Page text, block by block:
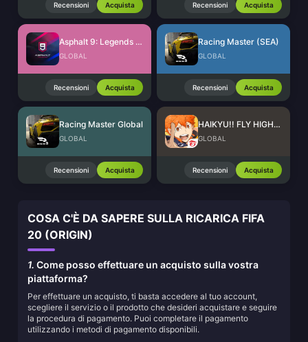
Recensioni Acquista Recensioni Acquista
Asphalt 9: Legends Tokens
GLOBAL
Recensioni Acquista
Racing Master (SEA)
GLOBAL
Recensioni Acquista
Racing Master Global
GLOBAL
Recensioni Acquista
HAIKYU!! FLY HIGH SEA Top Up
GLOBAL
Recensioni Acquista
COSA C'È DA SAPERE SULLA RICARICA FIFA
20 (ORIGIN)
1. Come posso effettuare un acquisto sulla vostra
piattaforma?
Per effettuare un acquisto, ti basta accedere al tuo account,
scegliere il servizio o il prodotto che desideri acquistare e seguire
la procedura di pagamento. Puoi completare il pagamento
utilizzando i metodi di pagamento disponibili.